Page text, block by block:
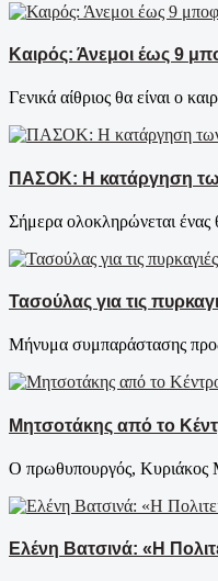
Καιρός: Άνεμοι έως 9
Γενικά αίθριος θα είναι ο
ΠΑΣΟΚ: Η κατάργηση
Σήμερα ολοκληρώνεται ένας
Τασούλας για τις
Μήνυμα συμπαράστασης προς
Μητσοτάκης από το
Ο πρωθυπουργός, Κυριάκος
Ελένη Βατσινά: «Η